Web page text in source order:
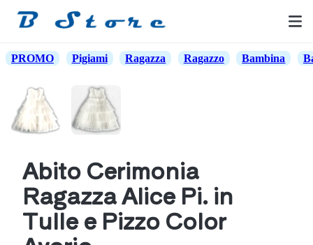
PROMO Pigiami Ragazza Ragazzo Bambina
Abito Cerimonia
Ragazza Alice Pi. in
Tulle e Pizzo Color